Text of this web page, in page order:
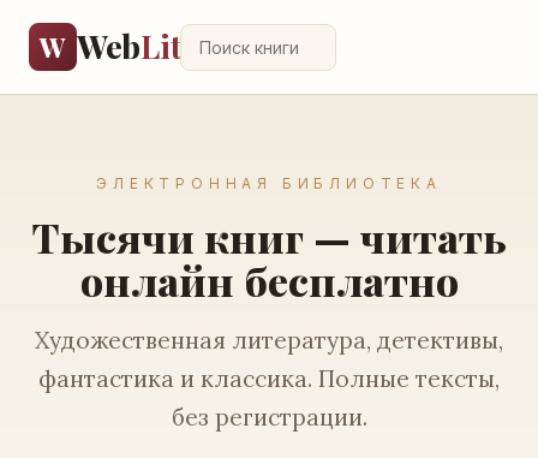
W WebLit
ЭЛЕКТРОННАЯ БИБЛИОТЕКА
Тысячи книг — читать
онлайн бесплатно
Художественная литература, детективы,
фантастика и классика. Полные тексты,
без регистрации.